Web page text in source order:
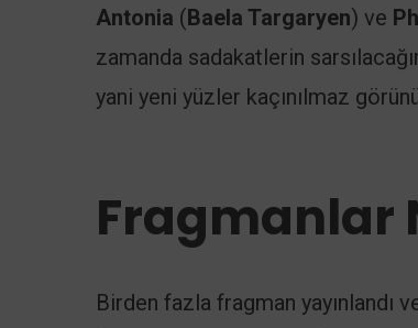
Antonia ( Baela Targaryen) ve
zamanda sadakatlerin
yani yeni yüzler kaçınılmaz
Fragmanlar
Birden fazla fragman yayınlandı